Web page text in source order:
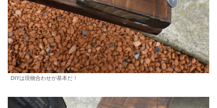
DIYは現物合わせが基本だ！